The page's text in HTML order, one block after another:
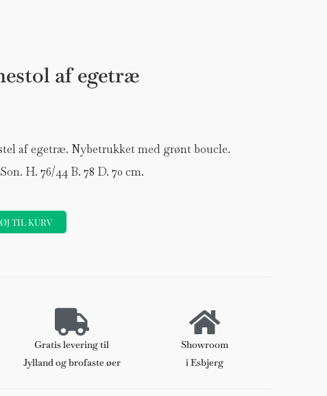
af egetræ
af egetræ. Nybetrukket med grønt boucle.
H. 76/44 B. 78 D. 70 cm.
TIL KURV
Gratis levering til
Jylland og brofaste øer
Showroom
i Esbjerg